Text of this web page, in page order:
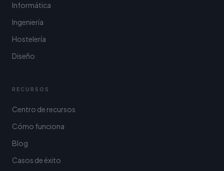
Informática
Ingeniería
Hostelería
Diseño
RECURSOS
Centro de recursos
Cómo funciona
Blog
Casos de éxito